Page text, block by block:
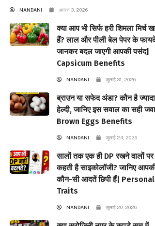
NANDANI अगस्त 3, 2026
क्या आप भी सिर्फ हरी शिमला मिर्च
हैं? लाल और पीली बेल पेपर के
जानकर बदल जाएगी आपकी पसंद|
Capsicum Benefits
NANDANI जुलाई 31, 2026
ब्राउन या सफेद अंडा? कौन है ज्यादा
हेल्दी, जानिए इस सवाल का सही
Brown Eggs Benefits
NANDANI जुलाई 24, 2026
सालों तक एक ही DP रखने वालों पर
कहती है साइकोलॉजी? जानिए
कौन-सी आदतें छिपी हैं|
Traits
NANDANI जुलाई 20, 2026